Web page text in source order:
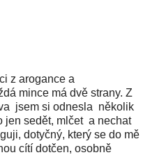
z arogance a
mince má dvě strany. Z
jsem si odnesla několik
jen sedět, mlčet a nechat
dotyčný, který se do mě
cítí dotčen, osobně